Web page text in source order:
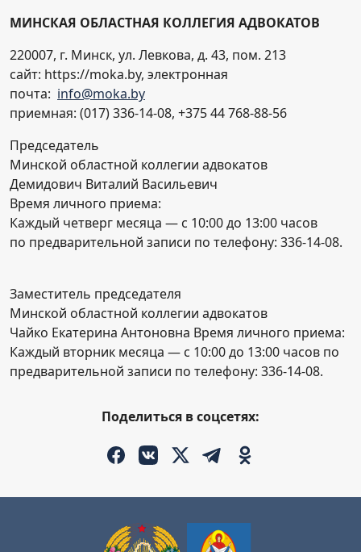
МИНСКАЯ ОБЛАСТНАЯ КОЛЛЕГИЯ АДВОКАТОВ
220007, г. Минск, ул. Левкова, д. 43, пом. 213
сайт: https://moka.by, электронная
почта: info@moka.by
приемная: (017) 336-14-08, +375 44 768-88-56
Председатель
Минской областной коллегии адвокатов
Демидович Виталий Васильевич
Время личного приема:
Каждый четверг месяца — с 10:00 до 13:00 часов
по предварительной записи по телефону: 336-14-08.
Заместитель председателя
Минской областной коллегии адвокатов
Чайко Екатерина Антоновна Время личного приема:
Каждый вторник месяца — с 10:00 до 13:00 часов по
предварительной записи по телефону: 336-14-08.
Поделиться в соцсетях: